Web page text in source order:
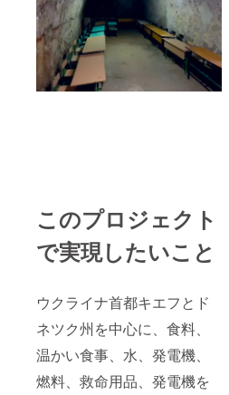
このプロジェクト
で実現したいこと
ウクライナ首都キエフとド
ネツク州を中心に、食料、
温かい食事、水、発電機、
燃料、救命用品、発電機を